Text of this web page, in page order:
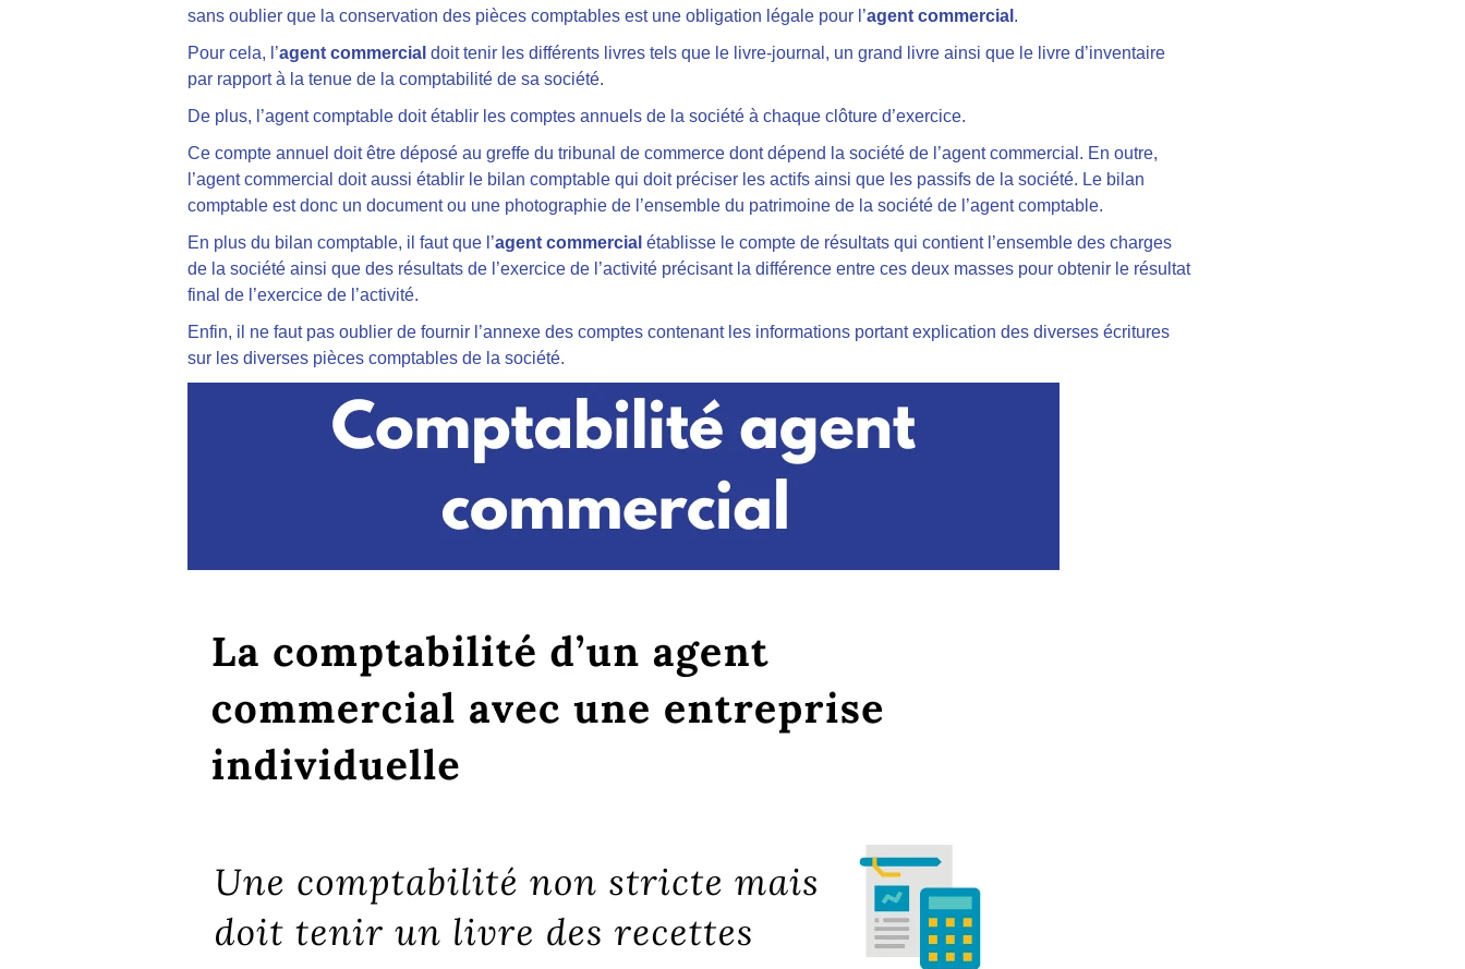
sans oublier que la conservation des pièces comptables est une obligation légale pour l’agent commercial .
Pour cela, l’agent commercial doit tenir les différents livres tels que le livre-journal, un grand livre ainsi que le livre d’inventaire
par rapport à la tenue de la comptabilité de sa société.
De plus, l’agent comptable doit établir les comptes annuels de la société à chaque clôture d’exercice.
Ce compte annuel doit être déposé au greffe du tribunal de commerce dont dépend la société de l’agent commercial. En outre,
l’agent commercial doit aussi établir le bilan comptable qui doit préciser les actifs ainsi que les passifs de la société. Le bilan
comptable est donc un document ou une photographie de l’ensemble du patrimoine de la société de l’agent comptable.
En plus du bilan comptable, il faut que l’agent commercial établisse le compte de résultats qui contient l’ensemble des charges
de la société ainsi que des résultats de l’exercice de l’activité précisant la différence entre ces deux masses pour obtenir le résultat
final de l’exercice de l’activité.
Enfin, il ne faut pas oublier de fournir l’annexe des comptes contenant les informations portant explication des diverses écritures
sur les diverses pièces comptables de la société.